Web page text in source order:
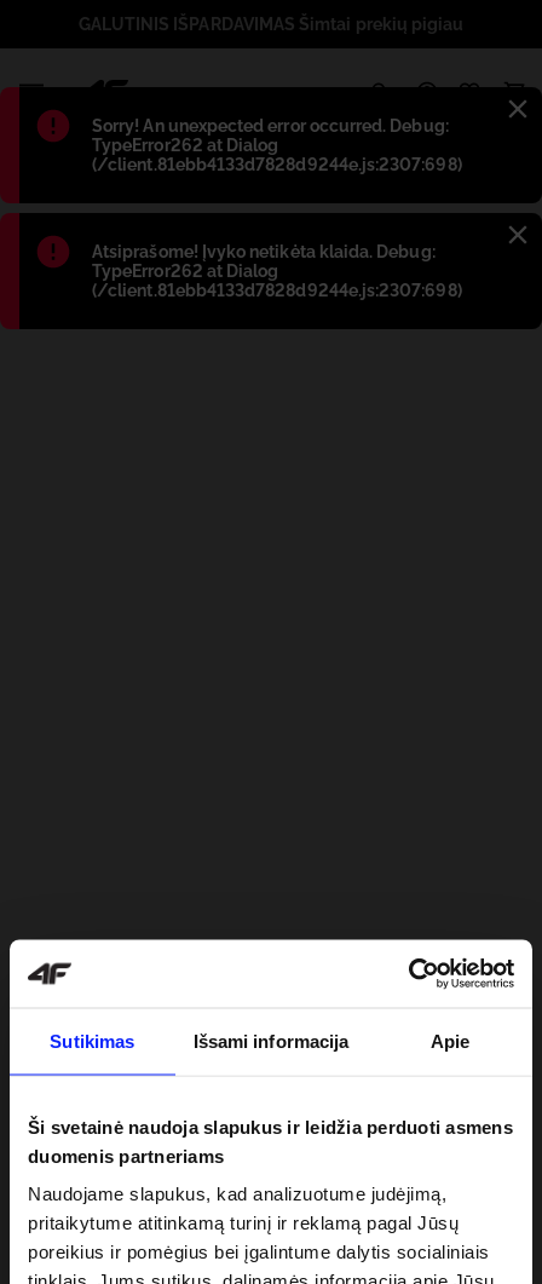
Sutikimas Išsami informacija Apie
Ši svetainė naudoja slapukus ir leidžia perduoti asmens
duomenis partneriams
Naudojame slapukus, kad analizuotume judėjimą,
pritaikytume atitinkamą turinį ir reklamą pagal Jūsų
poreikius ir pomėgius bei įgalintume dalytis socialiniais
Błąd:
Sorry! An unexpected error occurred. Debug:
TypeError262 at Dialog
(/client.81ebb4133d7828d9244e.js:2307:698)
Błąd:
Atsiprašome! Įvyko netikėta klaida. Debug:
TypeError262 at Dialog
(/client.81ebb4133d7828d9244e.js:2307:698)
GALUTINIS IŠPARDAVIMAS Šimtai prekių pigiau